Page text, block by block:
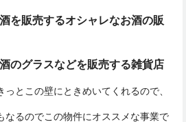
を販売するオシャレなお酒の販
のグラスなどを販売する雑貨店
とこの壁にときめいてくれるので、
なるのでこの物件にオススメな事業で